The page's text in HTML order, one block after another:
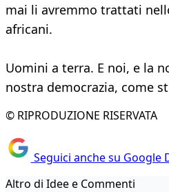
mai li avremmo trattati
africani.
Uomini a terra. E noi, e la
nostra democrazia, come
© RIPRODUZIONE RISERVATA
Seguici anche su Google
Altro di Idee e Commenti